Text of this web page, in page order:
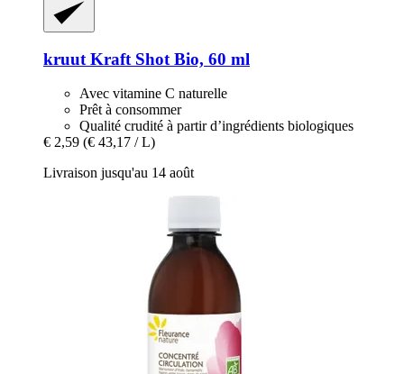
kruut Kraft Shot Bio, 60 ml
Avec vitamine C naturelle
Prêt à consommer
Qualité crudité à partir d’ingrédients biologiques
€ 2,59 (€ 43,17 / L)
Livraison jusqu'au 14 août